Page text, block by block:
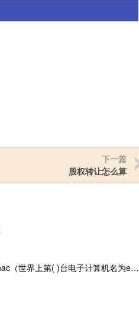
下一篇
股权转让怎么算
世界上第什么台电子计算机名为enac（世界上第( )台电子计算机名为eniac）